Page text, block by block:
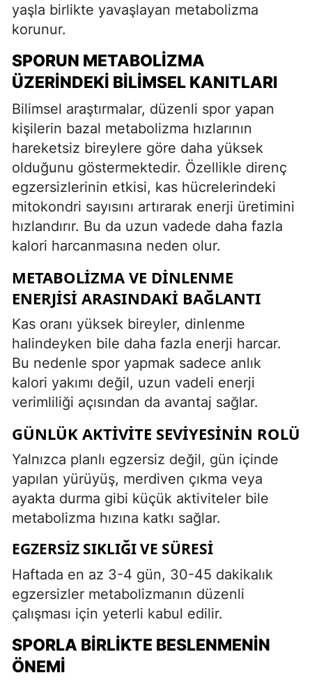
yaşla birlikte yavaşlayan metabolizma
korunur.
SPORUN METABOLIZMA
ÜZERINDEKI BILIMSEL KANITLARI
Bilimsel araştırmalar, düzenli spor yapan
kişilerin bazal metabolizma hızlarının
hareketsiz bireylere göre daha yüksek
olduğunu göstermektedir. Özellikle direnç
egzersizlerinin etkisi, kas hücrelerindeki
mitokondri sayısını artırarak enerji üretimini
hızlandırır. Bu da uzun vadede daha fazla
kalori harcanmasına neden olur.
METABOLIZMA VE DINLENME
ENERJISI ARASINDAKI BAĞLANTI
Kas oranı yüksek bireyler, dinlenme
halindeyken bile daha fazla enerji harcar.
Bu nedenle spor yapmak sadece anlık
kalori yakımı değil, uzun vadeli enerji
verimliliği açısından da avantaj sağlar.
GÜNLÜK AKTIVITE SEVIYESININ ROLÜ
Yalnızca planlı egzersiz değil, gün içinde
yapılan yürüyüş, merdiven çıkma veya
ayakta durma gibi küçük aktiviteler bile
metabolizma hızına katkı sağlar.
EGZERSIZ SIKLIĞI VE SÜRESI
Haftada en az 3-4 gün, 30-45 dakikalık
egzersizler metabolizmanın düzenli
çalışması için yeterli kabul edilir.
SPORLA BIRLIKTE BESLENMENIN
ÖNEMI